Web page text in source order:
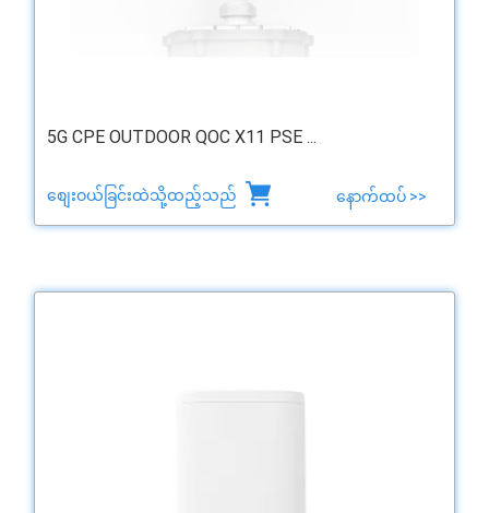
5G CPE OUTDOOR QOC X11 PSE ...
စျေးဝယ်ခြင်းထဲသို့ထည့်သည် နောက်ထပ် >>